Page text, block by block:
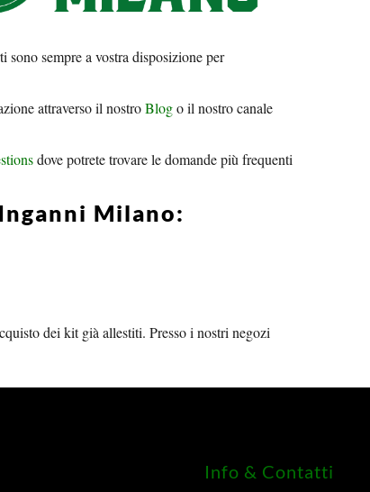
sono sempre a vostra disposizione per
attraverso il nostroBlogo il nostro canale
dove potrete trovare le domande più frequenti
Milano:
dei kit già allestiti. Presso i nostri negozi
Info & Contatti